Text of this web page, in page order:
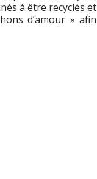
à être recyclés et
d’amour » afin